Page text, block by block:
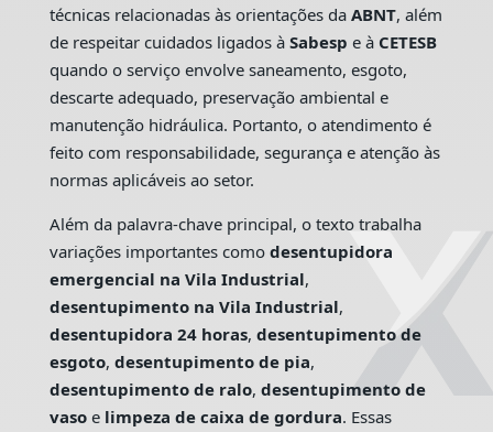
técnicas relacionadas às orientações da ABNT, além
de respeitar cuidados ligados à Sabesp e à CETESB
quando o serviço envolve saneamento, esgoto,
descarte adequado, preservação ambiental e
manutenção hidráulica. Portanto, o atendimento é
feito com responsabilidade, segurança e atenção às
normas aplicáveis ao setor.
Além da palavra-chave principal, o texto trabalha
variações importantes como desentupidora
emergencial na Vila Industrial,
desentupimento na Vila Industrial,
desentupidora 24 horas, desentupimento de
esgoto, desentupimento de pia,
desentupimento de ralo, desentupimento de
vasoe limpeza de caixa de gordura. Essas